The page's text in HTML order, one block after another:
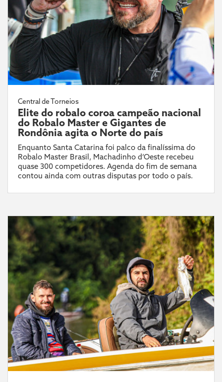
Central de Torneios
Elite do robalo coroa campeão nacional
do Robalo Master e Gigantes de
Rondônia agita o Norte do país
Enquanto Santa Catarina foi palco da finalíssima do
Robalo Master Brasil, Machadinho d’Oeste recebeu
quase 300 competidores. Agenda do fim de semana
contou ainda com outras disputas por todo o país.